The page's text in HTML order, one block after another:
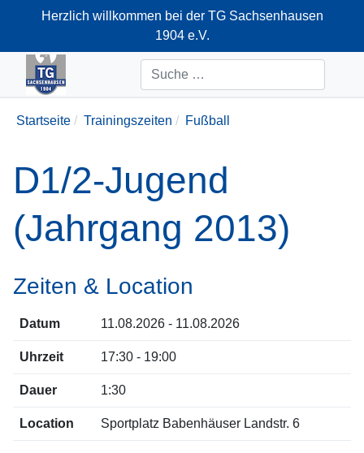
Herzlich willkommen bei der TG Sachsenhausen
1904 e.V.
+49-69-66374712
Suchen
Startseite Trainingszeiten Fußball
D1/2-Jugend
(Jahrgang 2013)
Zeiten & Location
Datum 11.08.2026 - 11.08.2026
Uhrzeit 17:30 - 19:00
Dauer 1:30
Location Sportplatz Babenhäuser Landstr. 6